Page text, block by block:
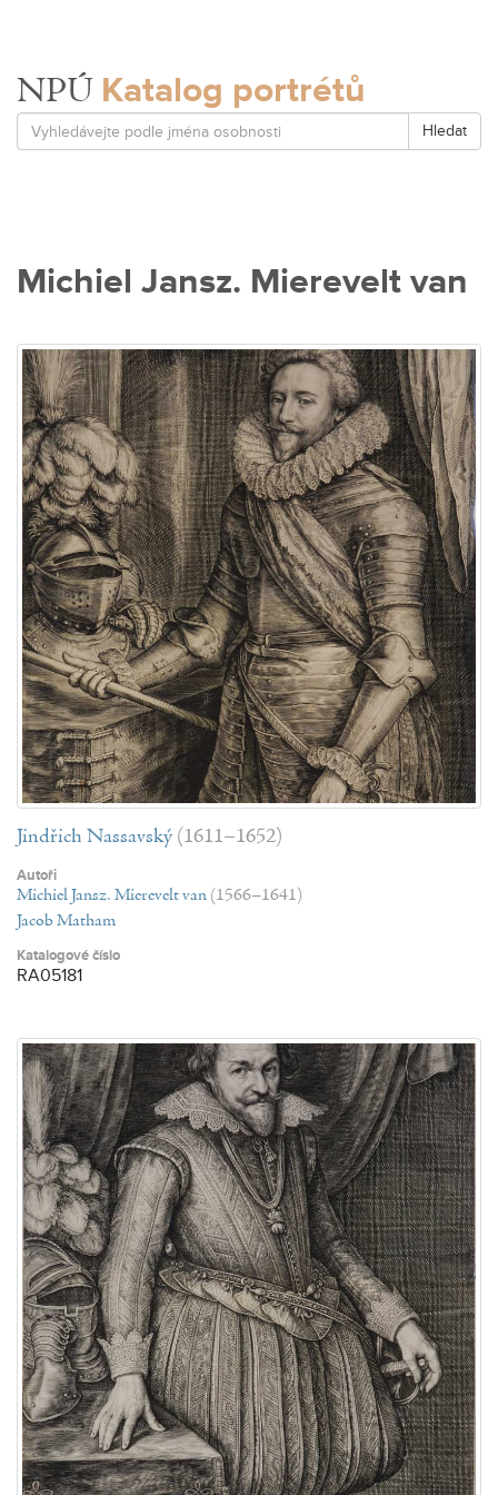
NPÚ Katalog portrétů
Hledat
Michiel Jansz. Mierevelt van
Jindřich Nassavský (1611–1652)
Autoři
Michiel Jansz. Mierevelt van (1566–1641)
Jacob Matham
Katalogové číslo
RA05181